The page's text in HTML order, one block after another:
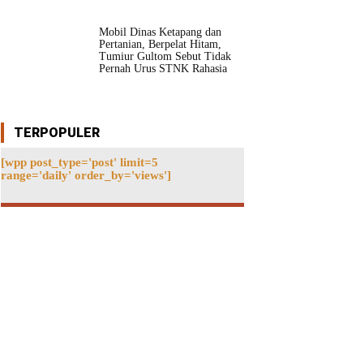
Mobil Dinas Ketapang dan
Pertanian, Berpelat Hitam,
Tumiur Gultom Sebut Tidak
Pernah Urus STNK Rahasia
TERPOPULER
[wpp post_type='post' limit=5
range='daily' order_by='views']